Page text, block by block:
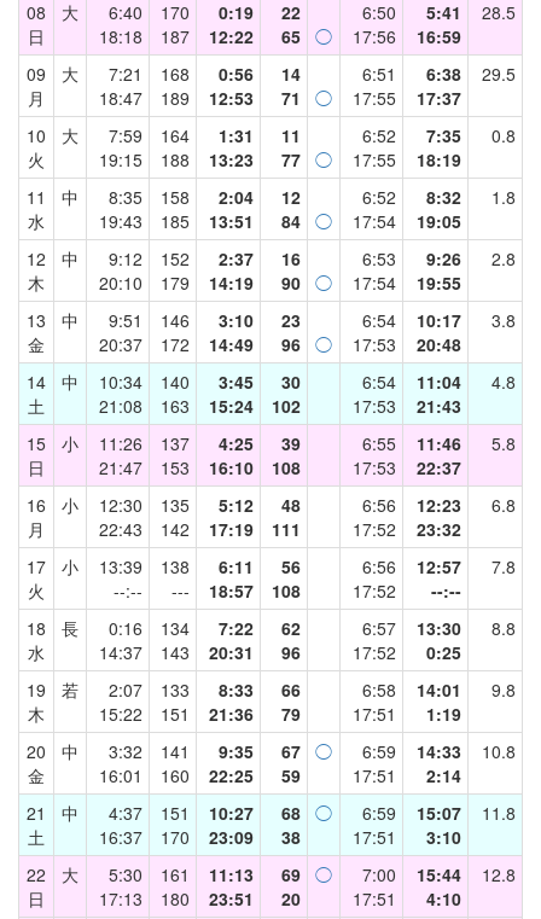
08
日
大
6:40
18:18
170
187
0:19
12:22
22
65 ◯
6:50
17:56
5:41
16:59
28.5
09
月
大
7:21
18:47
168
189
0:56
12:53
14
71
◯
6:51
17:55
6:38
17:37
29.5
10
火
大
7:59
19:15
164
188
1:31
13:23
11
77 ◯
6:52
17:55
7:35
18:19
0.8
11
水
中
8:35
19:43
158
185
2:04
13:51
12
84 ◯
6:52
17:54
8:32
19:05
1.8
12
木
中
9:12
20:10
152
179
2:37
14:19
16
90 ◯
6:53
17:54
9:26
19:55
2.8
13
金
中
9:51
20:37
146
172
3:10
14:49
23
96 ◯
6:54
17:53
10:17
20:48
3.8
14
土
中
10:34
21:08
140
163
3:45
15:24
30
102
6:54
17:53
11:04
21:43
4.8
15
日
小
11:26
21:47
137
153
4:25
16:10
39
108
6:55
17:53
11:46
22:37
5.8
16
月
小
12:30
22:43
135
142
5:12
17:19
48
111
6:56
17:52
12:23
23:32
6.8
17
火
小
13:39
--:--
138
---
6:11
18:57
56
108
6:56
17:52
12:57
--:--
7.8
18
水
長
0:16
14:37
134
143
7:22
20:31
62
96
6:57
17:52
13:30
0:25
8.8
19
木
若
2:07
15:22
133
151
8:33
21:36
66
79
6:58
17:51
14:01
1:19
9.8
20
金
中
3:32
16:01
141
160
9:35
22:25
67
59
◯
6:59
17:51
14:33
2:14
10.8
21
土
中
4:37
16:37
151
170
10:27
23:09
68
38
◯
6:59
17:51
15:07
3:10
11.8
22
日
大
5:30
17:13
161
180
11:13
23:51
69
20
◯
7:00
17:51
15:44
4:10
12.8